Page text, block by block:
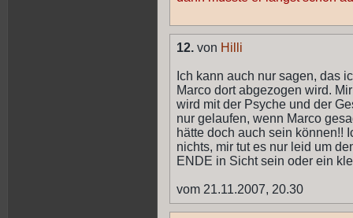
12. von Hilli
Ich kann auch nur sagen, das
Marco dort abgezogen wird.
wird mit der Psyche und der
nur gelaufen, wenn Marco
hätte doch auch sein können!!
nichts, mir tut es nur leid um
ENDE in Sicht sein oder ein
vom 21.11.2007, 20.30